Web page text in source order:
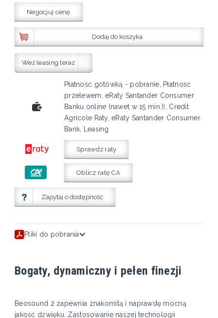
Negocjuj cenę
Dodaj do koszyka
Weź leasing teraz
Płatność gotówką - pobranie, Płatność
przelewem, eRaty Santander Consumer
Banku online (nawet w 15 min.!), Credit
Agricole Raty, eRaty Santander Consumer
Bank, Leasing
Sprawdź raty
Oblicz ratę CA
Zapytaj o dostępność
Pliki do pobrania
Bogaty, dynamiczny i pełen finezji
Beosound 2 zapewnia znakomitą i naprawdę mocną
jakość dźwięku. Zastosowanie naszej technologii